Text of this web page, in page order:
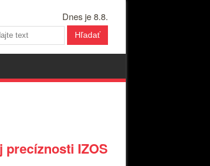
Dnes je 8.8.
Hľadať
precíznosti IZOS